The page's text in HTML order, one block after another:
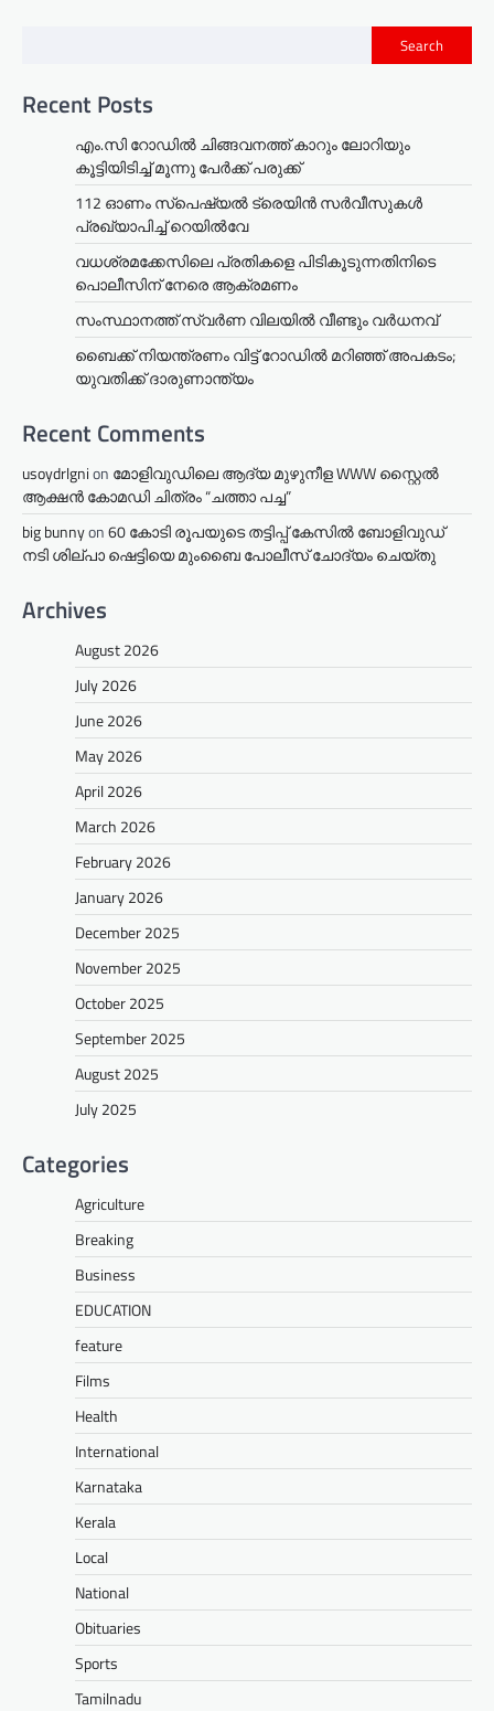
Search
Recent Posts
എം.സി റോഡിൽ ചിങ്ങവനത്ത് കാറും ലോറിയും
കൂട്ടിയിടിച്ച് മൂന്നു പേർക്ക് പരുക്ക്
112 ഓണം സ്പെഷ്യൽ ട്രെയിൻ സർവീസുകൾ
പ്രഖ്യാപിച്ച് റെയിൽവേ
വധശ്രമക്കേസിലെ പ്രതികളെ പിടികൂടുന്നതിനിടെ
പൊലീസിന് നേരെ ആക്രമണം
സംസ്ഥാനത്ത് സ്വർണ വിലയിൽ വീണ്ടും വർധനവ്
ബൈക്ക് നിയന്ത്രണം വിട്ട് റോഡില്‍ മറിഞ്ഞ് അപകടം;
യുവതിക്ക് ദാരുണാന്ത്യം
Recent Comments
usoydrlgnion മോളിവുഡിലെ ആദ്യ മുഴുനീള WWW സ്റ്റൈൽ
ആക്ഷൻ കോമഡി ചിത്രം “ചത്താ പച്ച”
big bunnyon60 കോടി രൂപയുടെ തട്ടിപ്പ് കേസിൽ ബോളിവുഡ്
നടി ശില്പാ ഷെട്ടിയെ മുംബൈ പോലീസ് ചോദ്യം ചെയ്തു
Archives
August 2026
July 2026
June 2026
May 2026
April 2026
March 2026
February 2026
January 2026
December 2025
November 2025
October 2025
September 2025
August 2025
July 2025
Categories
Agriculture
Breaking
Business
EDUCATION
feature
Films
Health
International
Karnataka
Kerala
Local
National
Obituaries
Sports
Tamilnadu